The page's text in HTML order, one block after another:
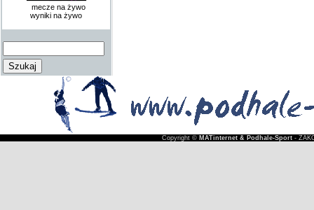
mecze na żywo
wyniki na żywo
Copyright © MATinternet & Podhale-Sport-